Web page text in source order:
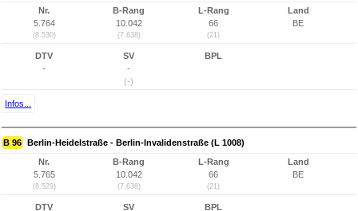
Nr.
5.764
(8.530)
B-Rang
10.042
(7.638)
L-Rang
66
(21)
Land
BE
DTV
-
SV
-
(-)
BPL
Infos...
B 96 Berlin-Heidelstraße - Berlin-Invalidenstraße (L 1008)
Nr.
5.765
(8.529)
B-Rang
10.042
(7.638)
L-Rang
66
(21)
Land
BE
DTV
SV
BPL